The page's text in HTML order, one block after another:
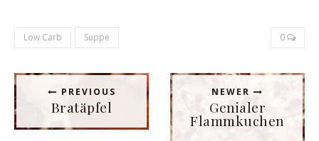
Low Carb Suppe 0
PREVIOUS
Bratäpfel
NEWER
Genialer
Flammkuchen